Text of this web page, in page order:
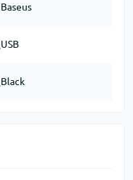
Baseus
USB
Black